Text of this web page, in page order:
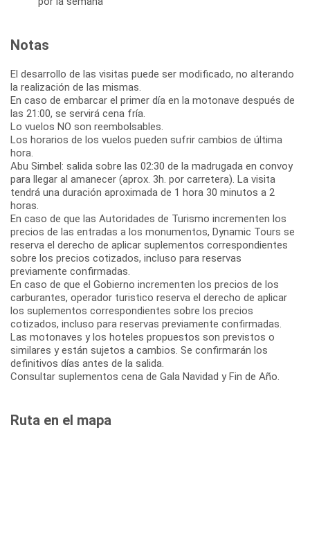
Notas
El desarrollo de las visitas puede ser modificado, no alterando
la realización de las mismas.
En caso de embarcar el primer día en la motonave después de
las 21:00, se servirá cena fría.
Lo vuelos NO son reembolsables.
Los horarios de los vuelos pueden sufrir cambios de última
hora.
Abu Simbel: salida sobre las 02:30 de la madrugada en convoy
para llegar al amanecer (aprox. 3h. por carretera). La visita
tendrá una duración aproximada de 1 hora 30 minutos a 2
horas.
En caso de que las Autoridades de Turismo incrementen los
precios de las entradas a los monumentos, Dynamic Tours se
reserva el derecho de aplicar suplementos correspondientes
sobre los precios cotizados, incluso para reservas
previamente confirmadas.
En caso de que el Gobierno incrementen los precios de los
carburantes, operador turistico reserva el derecho de aplicar
los suplementos correspondientes sobre los precios
cotizados, incluso para reservas previamente confirmadas.
Las motonaves y los hoteles propuestos son previstos o
similares y están sujetos a cambios. Se confirmarán los
definitivos días antes de la salida.
Consultar suplementos cena de Gala Navidad y Fin de Año.
Ruta en el mapa